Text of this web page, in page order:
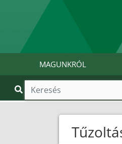
MAGUNKRÓL